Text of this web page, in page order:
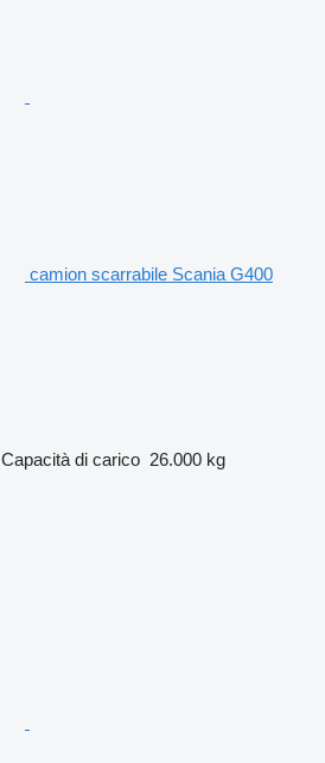
camion scarrabile Scania G400
Capacità di carico 26.000 kg